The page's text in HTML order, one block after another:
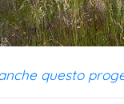
questo